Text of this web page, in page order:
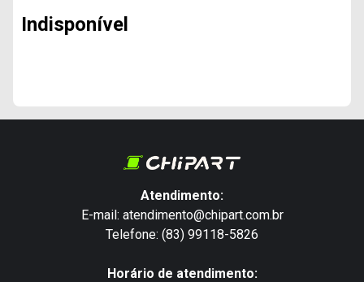
Indisponível
Atendimento:
E-mail: atendimento@chipart.com.br
Telefone: (83) 99118-5826
Horário de atendimento: